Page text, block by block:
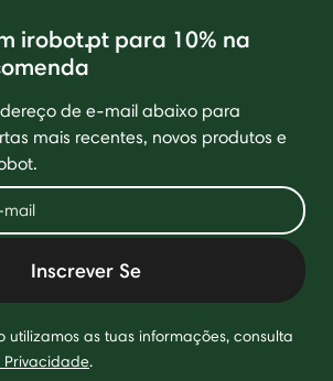
irobot.pt para 10% na
de e-mail abaixo para
mais recentes, novos produtos e
Inscrever Se
utilizamos as tuas informações, consulta
Privacidade.